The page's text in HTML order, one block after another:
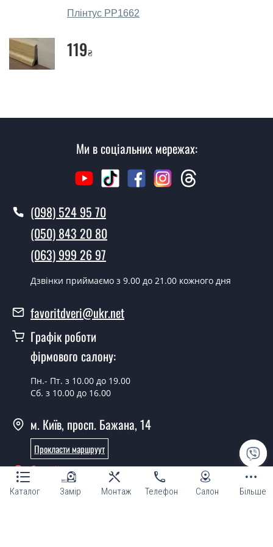
Каталог Замір Монтаж Телефон Салон Більше
Ви робите установку плінтусів?
Вартість встановлення дверей Плінтус РР1695 - від
Як швидко можете встановити двері
У той самий день протягом кількох годин, за умови
наявності їх на складі, чи наступного дня.
Чи можна на сьогодні викликати
замірника?
Так, ми маємо великий асортимент готових плінтусів.
Від 5200 грн.
Потрібні плінтус економ класу, що
порадите?
Кожна наша порада індивідуальна, у тому числі і з
приводу плінтусів економ класу. Спробуйте
звернутися до наших менеджерів будь-яким зручним
Плінтус РР1662
119₴
Ми в соціальних мережах:
(098) 524 95 70
(050) 843 20 80
(063) 999 26 97
Дзвінки приймаємо з 9.00 до 21.00 кожного дня
favoritdveri@ukr.net
Графік роботи
фірмового салону:
Пн.- Пт. з 10.00 до 19.00
Сб. з 10.00 до 16.00
м. Київ, просп. Бажана, 14
Прокласти маршруут
Онлайн консультант